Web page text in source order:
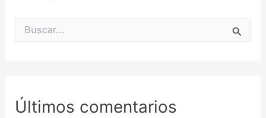
Últimos comentarios